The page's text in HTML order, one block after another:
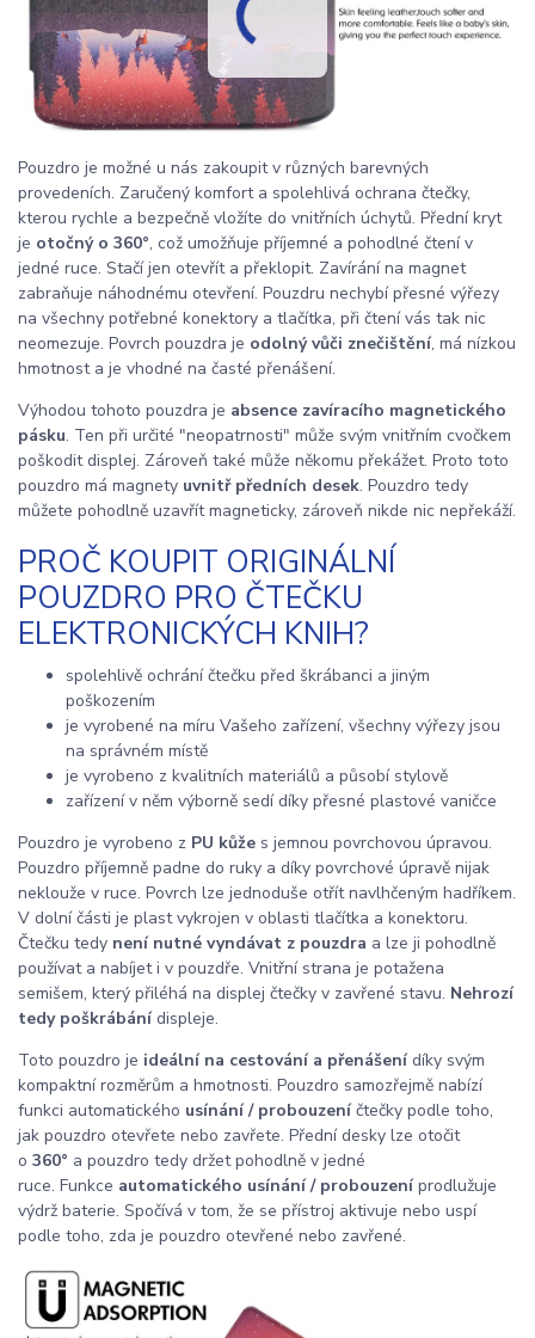
Pouzdro je možné u nás zakoupit v různých barevných
provedeních. Zaručený komfort a spolehlivá ochrana čtečky,
kterou rychle a bezpečně vložíte do vnitřních úchytů. Přední kryt
je otočný o 360°, což umožňuje příjemné a pohodlné čtení v
jedné ruce. Stačí jen otevřít a překlopit. Zavírání na magnet
zabraňuje náhodnému otevření. Pouzdru nechybí přesné výřezy
na všechny potřebné konektory a tlačítka, při čtení vás tak nic
neomezuje. Povrch pouzdra je odolný vůči znečištění, má nízkou
hmotnost a je vhodné na časté přenášení.
Výhodou tohoto pouzdra je absence zavíracího magnetického
pásku. Ten při určité "neopatrnosti" může svým vnitřním cvočkem
poškodit displej. Zároveň také může někomu překážet. Proto toto
pouzdro má magnety uvnitř předních desek. Pouzdro tedy
můžete pohodlně uzavřít magneticky, zároveň nikde nic nepřekáží.
PROČ KOUPIT ORIGINÁLNÍ
POUZDRO PRO ČTEČKU
ELEKTRONICKÝCH KNIH?
spolehlivě ochrání čtečku před škrábanci a jiným
poškozením
je vyrobené na míru Vašeho zařízení, všechny výřezy jsou
na správném místě
je vyrobeno z kvalitních materiálů a působí stylově
zařízení v něm výborně sedí díky přesné plastové vaničce
Pouzdro je vyrobeno z PU kůže s jemnou povrchovou úpravou.
Pouzdro příjemně padne do ruky a díky povrchové úpravě nijak
neklouže v ruce. Povrch lze jednoduše otřít navlhčeným hadříkem.
V dolní části je plast vykrojen v oblasti tlačítka a konektoru.
Čtečku tedy není nutné vyndávat z pouzdra a lze ji pohodlně
používat a nabíjet i v pouzdře. Vnitřní strana je potažena
semišem, který přiléhá na displej čtečky v zavřené stavu. Nehrozí
tedy poškrábánídispleje.
Toto pouzdro je ideální na cestování a přenášenídíky svým
kompaktní rozměrům a hmotnosti. Pouzdro samozřejmě nabízí
funkci automatického usínání / probouzeníčtečky podle toho,
jak pouzdro otevřete nebo zavřete. Přední desky lze otočit
o 360° a pouzdro tedy držet pohodlně v jedné
ruce. Funkce automatického usínání / probouzeníprodlužuje
výdrž baterie. Spočívá v tom, že se přístroj aktivuje nebo uspí
podle toho, zda je pouzdro otevřené nebo zavřené.